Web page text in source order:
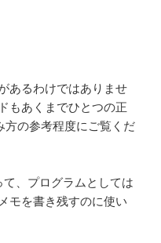
あるわけではありませ
もあくまでひとつの正
方の参考程度にご覧くだ
、プログラムとしては
モを書き残すのに使い